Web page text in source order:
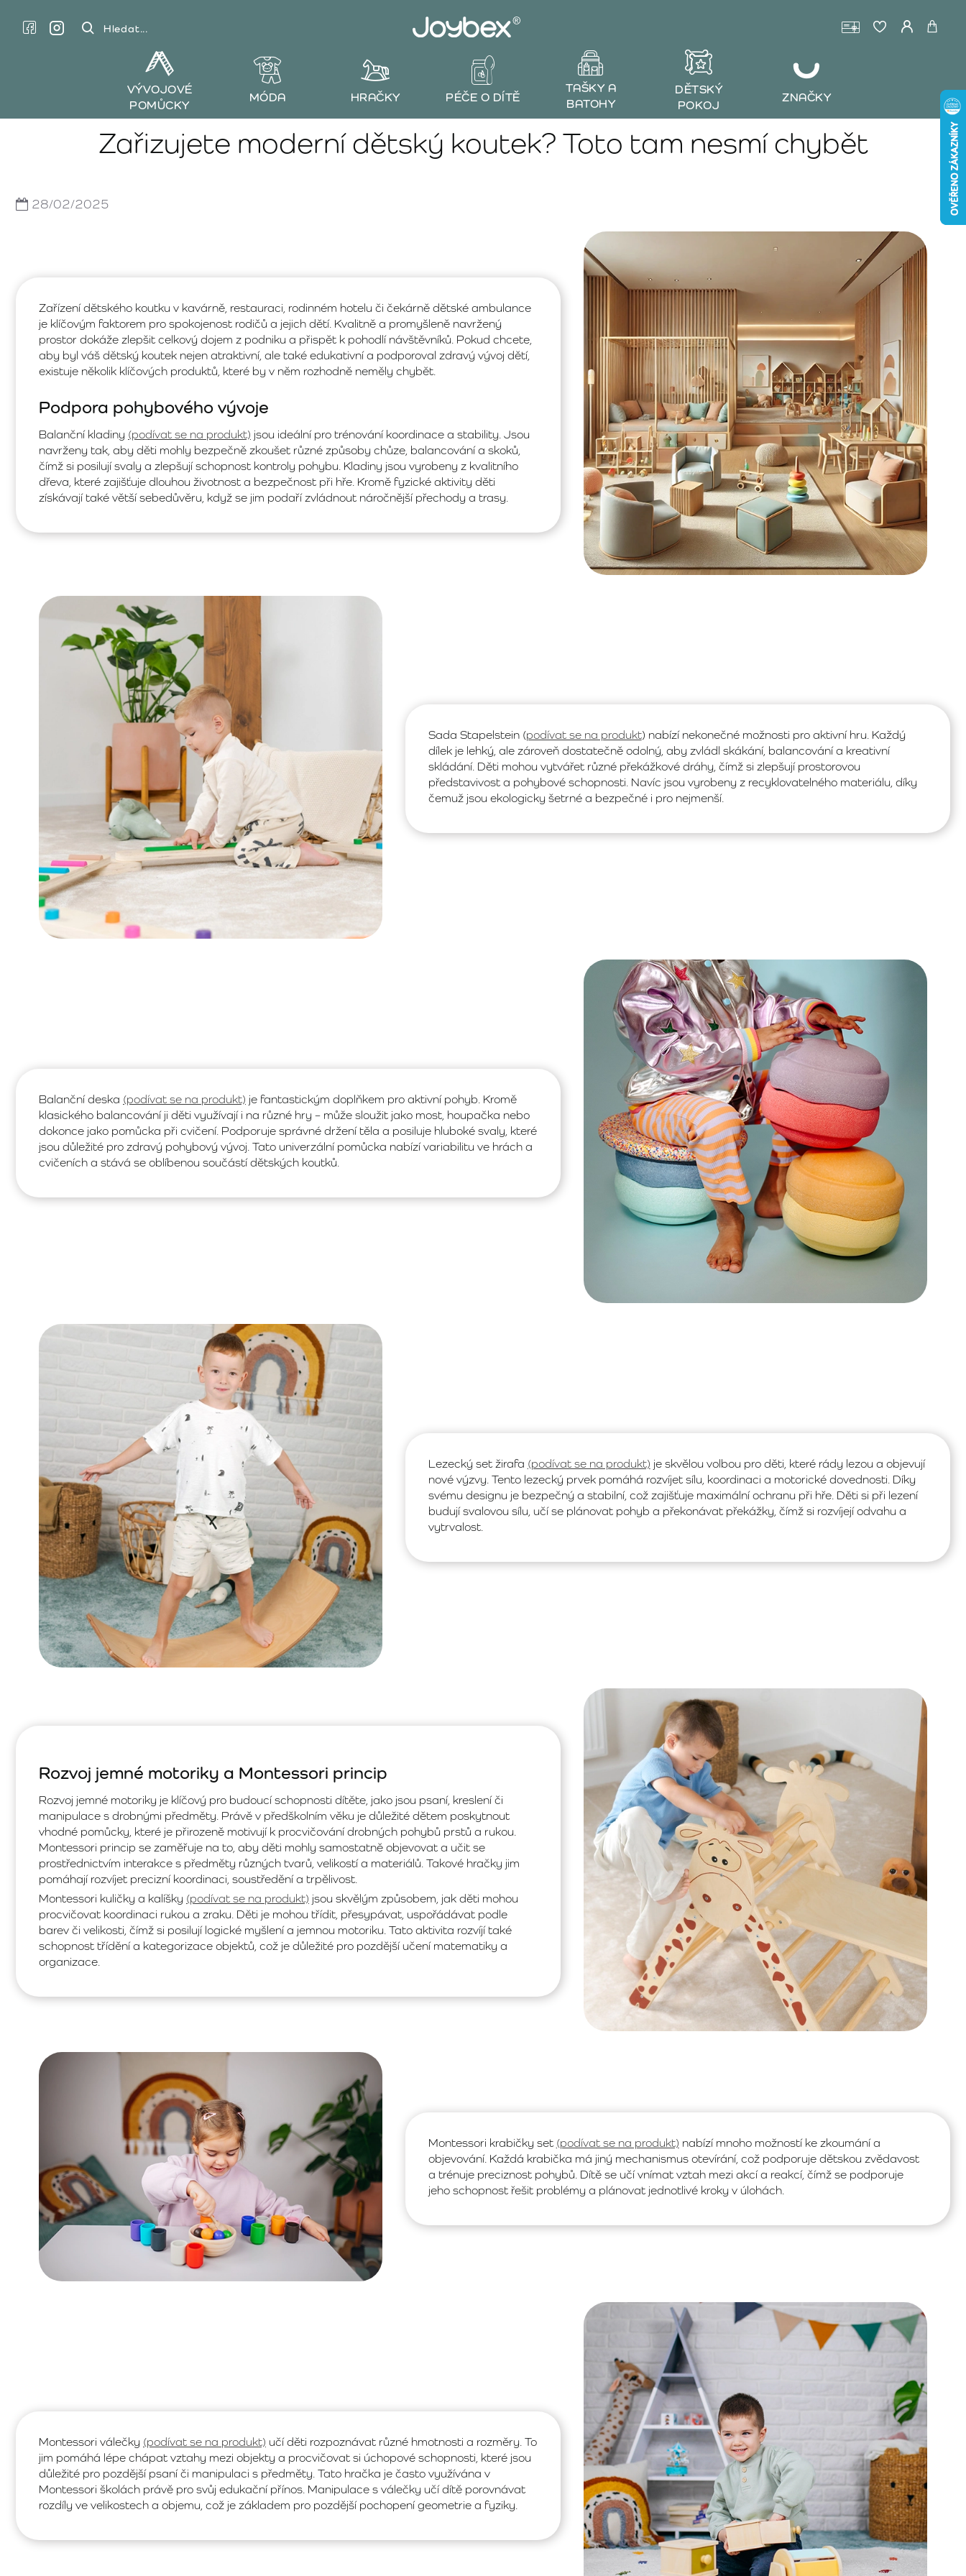
Hledat...
VÝVOJOVÉ
POMŮCKY
MÓDA HRAČKY PÉČE O DÍTĚ
TAŠKY A
BATOHY
DĚTSKÝ
POKOJ
ZNAČKY
Zařizujete moderní dětský koutek? Toto tam nesmí chybět
28/02/2025
Zařízení dětského koutku v kavárně, restauraci, rodinném hotelu či čekárně dětské ambulance
je klíčovým faktorem pro spokojenost rodičů a jejich dětí. Kvalitně a promyšleně navržený
prostor dokáže zlepšit celkový dojem z podniku a přispět k pohodlí návštěvníků. Pokud chcete,
aby byl váš dětský koutek nejen atraktivní, ale také edukativní a podporoval zdravý vývoj dětí,
existuje několik klíčových produktů, které by v něm rozhodně neměly chybět.
Podpora pohybového vývoje
Balanční kladiny (podívat se na produkt) jsou ideální pro trénování koordinace a stability. Jsou
navrženy tak, aby děti mohly bezpečně zkoušet různé způsoby chůze, balancování a skoků,
čímž si posilují svaly a zlepšují schopnost kontroly pohybu. Kladiny jsou vyrobeny z kvalitního
dřeva, které zajišťuje dlouhou životnost a bezpečnost při hře. Kromě fyzické aktivity děti
získávají také větší sebedůvěru, když se jim podaří zvládnout náročnější přechody a trasy.
Sada Stapelstein (podívat se na produkt) nabízí nekonečné možnosti pro aktivní hru. Každý
dílek je lehký, ale zároveň dostatečně odolný, aby zvládl skákání, balancování a kreativní
skládání. Děti mohou vytvářet různé překážkové dráhy, čímž si zlepšují prostorovou
představivost a pohybové schopnosti. Navíc jsou vyrobeny z recyklovatelného materiálu, díky
čemuž jsou ekologicky šetrné a bezpečné i pro nejmenší.
Balanční deska (podívat se na produkt) je fantastickým doplňkem pro aktivní pohyb. Kromě
klasického balancování ji děti využívají i na různé hry – může sloužit jako most, houpačka nebo
dokonce jako pomůcka při cvičení. Podporuje správné držení těla a posiluje hluboké svaly, které
jsou důležité pro zdravý pohybový vývoj. Tato univerzální pomůcka nabízí variabilitu ve hrách a
cvičeních a stává se oblíbenou součástí dětských koutků.
Lezecký set žirafa (podívat se na produkt) je skvělou volbou pro děti, které rády lezou a objevují
nové výzvy. Tento lezecký prvek pomáhá rozvíjet sílu, koordinaci a motorické dovednosti. Díky
svému designu je bezpečný a stabilní, což zajišťuje maximální ochranu při hře. Děti si při lezení
budují svalovou sílu, učí se plánovat pohyb a překonávat překážky, čímž si rozvíjejí odvahu a
vytrvalost.
Rozvoj jemné motoriky a Montessori princip
Rozvoj jemné motoriky je klíčový pro budoucí schopnosti dítěte, jako jsou psaní, kreslení či
manipulace s drobnými předměty. Právě v předškolním věku je důležité dětem poskytnout
vhodné pomůcky, které je přirozeně motivují k procvičování drobných pohybů prstů a rukou.
Montessori princip se zaměřuje na to, aby děti mohly samostatně objevovat a učit se
prostřednictvím interakce s předměty různých tvarů, velikostí a materiálů. Takové hračky jim
pomáhají rozvíjet precizní koordinaci, soustředění a trpělivost.
Montessori kuličky a kalíšky (podívat se na produkt) jsou skvělým způsobem, jak děti mohou
procvičovat koordinaci rukou a zraku. Děti je mohou třídit, přesypávat, uspořádávat podle
barev či velikosti, čímž si posilují logické myšlení a jemnou motoriku. Tato aktivita rozvíjí také
schopnost třídění a kategorizace objektů, což je důležité pro pozdější učení matematiky a
organizace.
Montessori krabičky set (podívat se na produkt) nabízí mnoho možností ke zkoumání a
objevování. Každá krabička má jiný mechanismus otevírání, což podporuje dětskou zvědavost
a trénuje preciznost pohybů. Dítě se učí vnímat vztah mezi akcí a reakcí, čímž se podporuje
jeho schopnost řešit problémy a plánovat jednotlivé kroky v úlohách.
Montessori válečky (podívat se na produkt) učí děti rozpoznávat různé hmotnosti a rozměry. To
jim pomáhá lépe chápat vztahy mezi objekty a procvičovat si úchopové schopnosti, které jsou
důležité pro pozdější psaní či manipulaci s předměty. Tato hračka je často využívána v
Montessori školách právě pro svůj edukační přínos. Manipulace s válečky učí dítě porovnávat
rozdíly ve velikostech a objemu, což je základem pro pozdější pochopení geometrie a fyziky.